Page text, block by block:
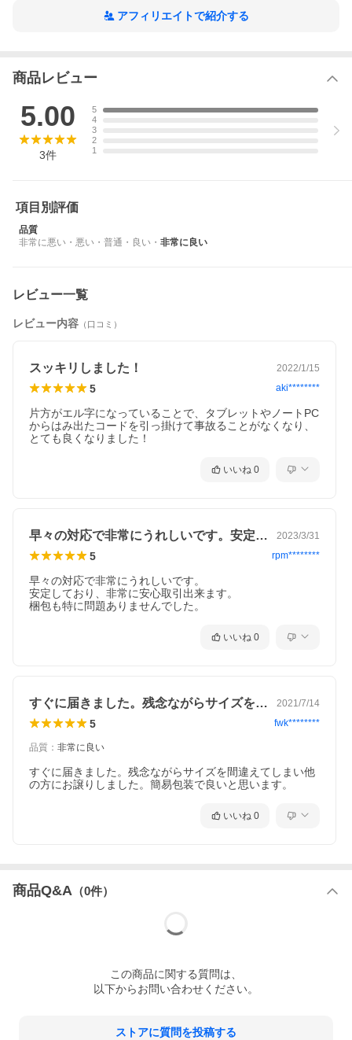
ご指定は対応しかねます。アフィリエイトで紹介する
商品レビュー
5.00
3件
5
4
3
2
1
項目別評価
品質
非常に悪い ・ 悪い ・ 普通 ・ 良い ・ 非常に良い
レビュー一覧
レビュー内容 （口コミ）
スッキリしました！ 2022/1/15
5 aki********
片方がエル字になっていることで、タブレットやノートPC
からはみ出たコードを引っ掛けて事故ることがなくなり、
とても良くなりました！
いいね 0
早々の対応で非常にうれしいです。安定し… 2023/3/31
5 rpm********
早々の対応で非常にうれしいです。
安定しており、非常に安心取引出来ます。
いいね 0
すぐに届きました。残念ながらサイズを間… 2021/7/14
5 fwk********
品質 ： 非常に良い
すぐに届きました。残念ながらサイズを間違えてしまい他
の方にお譲りしました。簡易包装で良いと思います。
いいね 0
商品Q&A （0件）
この商品に関する質問は、
以下からお問い合わせください。
ストアに質問を投稿する